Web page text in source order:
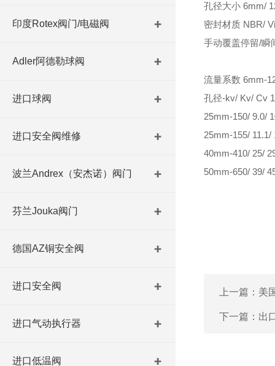
印度Rotex阀门/电磁阀
Adler阿德勒球阀
进口球阀
进口安全阀维修
波兰Andrex（安杰诺）阀门
芬兰Jouka阀门
德国AZ铜安全阀
进口安全阀
进口气动执行器
进口低温阀
孔径大小 6mm/
密封材质 NBR/
手动覆盖停留/瞬
流量系数 6mm-
孔径-kv/ Kv/ Cv
25mm-150/ 9.0/
25mm-155/ 11.1/
40mm-410/ 25/
50mm-650/ 39/
上一篇： 美
下一篇： 出